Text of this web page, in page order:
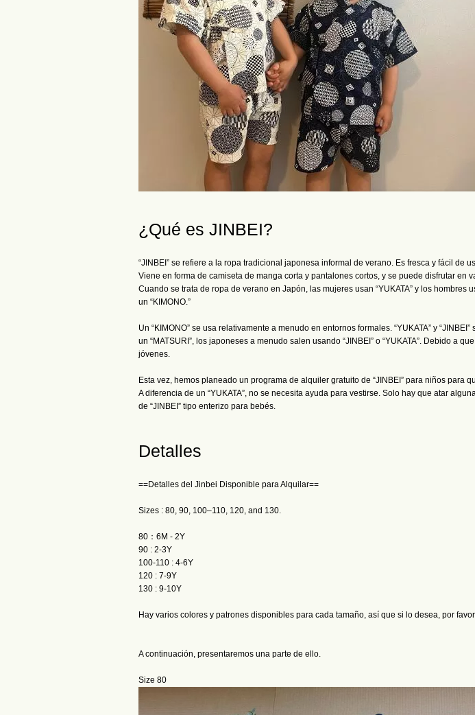
¿Qué es JINBEI?
“JINBEI” se refiere a la ropa tradicional japonesa informal de verano. Es fresca y fácil de
Viene en forma de camiseta de manga corta y pantalones cortos, y se puede disfrutar en
Cuando se trata de ropa de verano en Japón, las mujeres usan “YUKATA” y los
un “KIMONO.”
Un “KIMONO” se usa relativamente a menudo en entornos formales. “YUKATA” y
un “MATSURI”, los japoneses a menudo salen usando “JINBEI” o “YUKATA”. Debido a
jóvenes.
Esta vez, hemos planeado un programa de alquiler gratuito de “JINBEI” para niños para
A diferencia de un “YUKATA”, no se necesita ayuda para vestirse. Solo hay que atar
de “JINBEI” tipo enterizo para bebés.
Detalles
==Detalles del Jinbei Disponible para Alquilar==
Sizes : 80, 90, 100–110, 120, and 130.
80：6M - 2Y
90 : 2-3Y
100-110 : 4-6Y
120 : 7-9Y
130 : 9-10Y
Hay varios colores y patrones disponibles para cada tamaño, así que si lo desea, por
A continuación, presentaremos una parte de ello.
Size 80